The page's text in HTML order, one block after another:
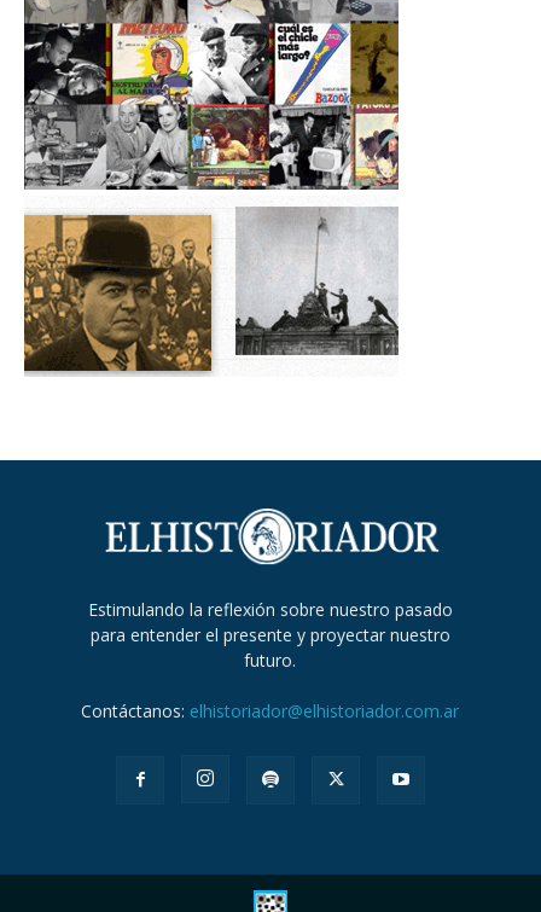
Estimulando la reflexión sobre nuestro pasado
para entender el presente y proyectar nuestro
futuro.
Contáctanos: elhistoriador@elhistoriador.com.ar